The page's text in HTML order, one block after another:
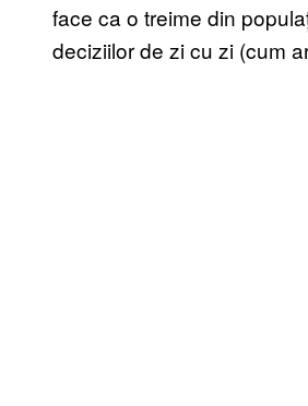
face ca o treime din
deciziilor de zi cu zi (cum